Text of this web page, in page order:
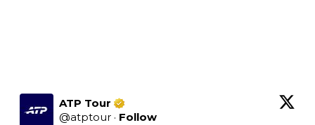
ATP Tour
@atptour · Follow